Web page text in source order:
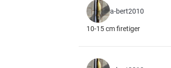
a-bert2010
10-15 cm firetiger